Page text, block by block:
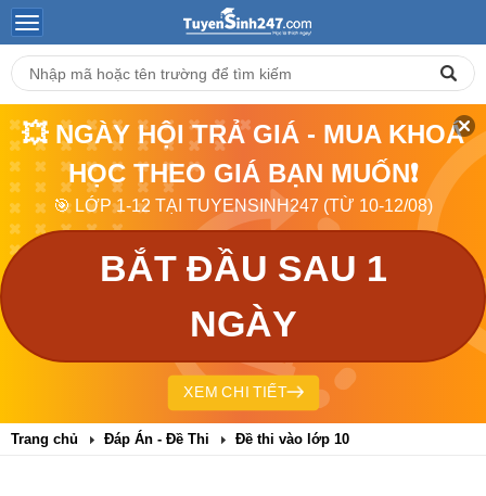
💥 NGÀY HỘI TRẢ GIÁ - MUA KHOÁ
HỌC THEO GIÁ BẠN MUỐN❗
🎯 LỚP 1-12 TẠI TUYENSINH247 (TỪ 10-12/08)
BẮT ĐẦU SAU 1
NGÀY
XEM CHI TIẾT
Trang chủ Đáp Án - Đề Thi Đề thi vào lớp 10